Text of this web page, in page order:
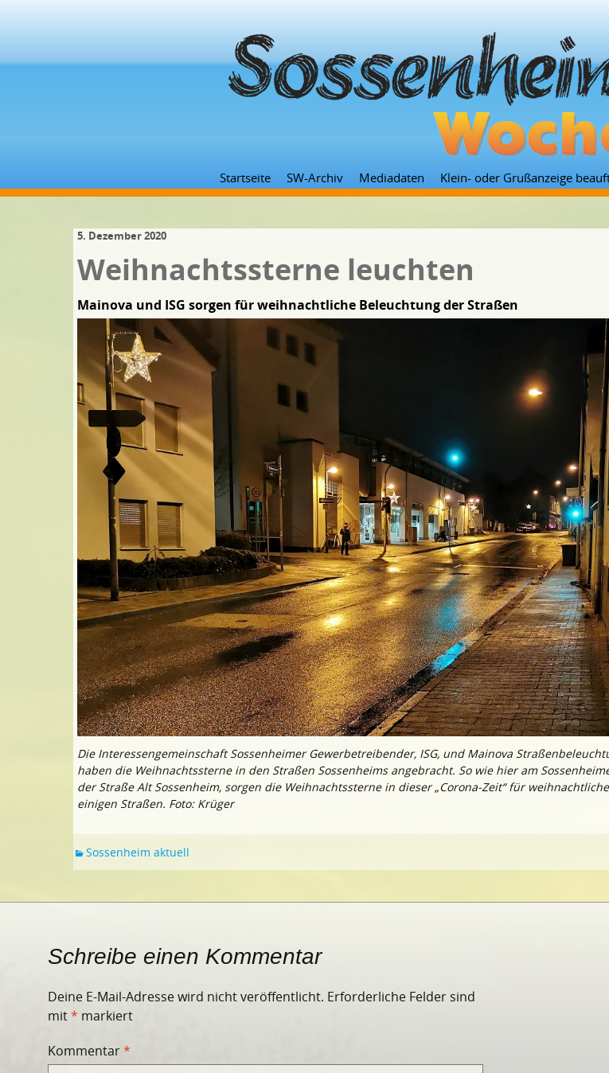
Zum
Inhalt
Startseite SW-Archiv Mediadaten Klein- oder Grußanzeige
5. Dezember 2020
Weihnachtssterne leuchten
Mainova und ISG sorgen für weihnachtliche Beleuchtung der Straßen
Die Interessengemeinschaft Sossenheimer Gewerbetreibender, ISG, und Mainova
haben die Weihnachtssterne in den Straßen Sossenheims angebracht. So wie hier am
der Straße Alt Sossenheim, sorgen die Weihnachtssterne in dieser „Corona-Zeit“ für
einigen Straßen. Foto: Krüger
Sossenheim aktuell
Schreibe einen Kommentar
Deine E-Mail-Adresse wird nicht veröffentlicht. Erforderliche Felder sind
mit* markiert
Kommentar*